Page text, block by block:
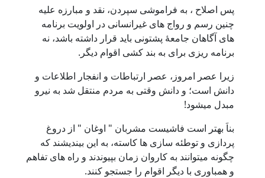
پس اصلاح ، به فراموشی سپردن، نقد و مبارزه علیه
چنین رسم و رواج های غیرانسانی در اولویت برنامه
های آگاهان جامعۀ پشتونی باید قرار داشته باشد، نه
برنامه ریزی برای به بند کشی اقوام دیگر.
زیرا عصر امروز، عصر ارتباطات و انفجار اطلاعات و
دانش است؛ و دانش وقتی به مردم منتقل شد به نیرو
مبدل میشود!
بناَ بهتر است فاشیست مشربان " اوغان " از دروغ
پردازی و توطئه سازی ها کاسته، به این بیندیشند که
چگونه میتوانند به کاروان زمان بپیوندند و راه های تفاهم
و همباوری با دیگر اقوام را جستجو کنند.